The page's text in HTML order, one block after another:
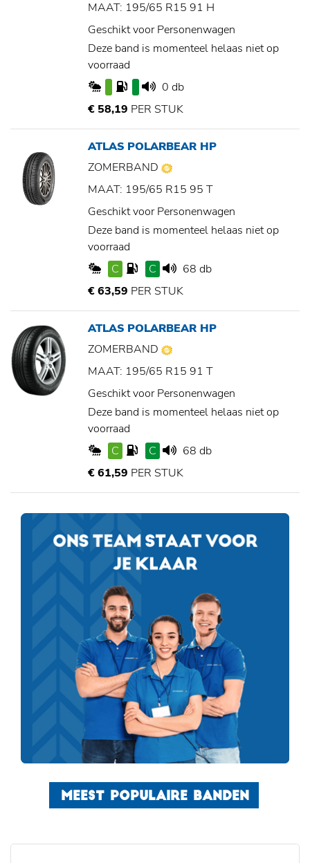
MAAT: 195/65 R15 91 H
Geschikt voor Personenwagen
Deze band is momenteel helaas niet op
voorraad
0 db
€ 58,19 PER STUK
ATLAS POLARBEAR HP
ZOMERBAND
MAAT: 195/65 R15 95 T
Geschikt voor Personenwagen
Deze band is momenteel helaas niet op
voorraad
C
C
68 db
€ 63,59 PER STUK
ATLAS POLARBEAR HP
ZOMERBAND
MAAT: 195/65 R15 91 T
Geschikt voor Personenwagen
Deze band is momenteel helaas niet op
voorraad
C
C
68 db
€ 61,59 PER STUK
MEEST POPULAIRE BANDEN